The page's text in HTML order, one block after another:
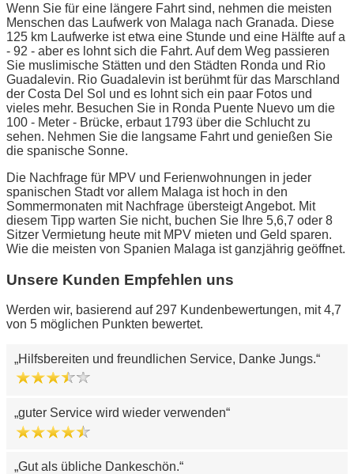
Wenn Sie für eine längere Fahrt sind, nehmen die meisten
Menschen das Laufwerk von Malaga nach Granada. Diese
125 km Laufwerke ist etwa eine Stunde und eine Hälfte auf a
- 92 - aber es lohnt sich die Fahrt. Auf dem Weg passieren
Sie muslimische Stätten und den Städten Ronda und Rio
Guadalevin. Rio Guadalevin ist berühmt für das Marschland
der Costa Del Sol und es lohnt sich ein paar Fotos und
vieles mehr. Besuchen Sie in Ronda Puente Nuevo um die
100 - Meter - Brücke, erbaut 1793 über die Schlucht zu
sehen. Nehmen Sie die langsame Fahrt und genießen Sie
die spanische Sonne.
Die Nachfrage für MPV und Ferienwohnungen in jeder
spanischen Stadt vor allem Malaga ist hoch in den
Sommermonaten mit Nachfrage übersteigt Angebot. Mit
diesem Tipp warten Sie nicht, buchen Sie Ihre 5,6,7 oder 8
Sitzer Vermietung heute mit MPV mieten und Geld sparen.
Wie die meisten von Spanien Malaga ist ganzjährig geöffnet.
Unsere Kunden Empfehlen uns
Werden wir, basierend auf 297 Kundenbewertungen, mit 4,7
von 5 möglichen Punkten bewertet.
Hilfsbereiten und freundlichen Service, Danke Jungs.
guter Service wird wieder verwenden
Gut als übliche Dankeschön.